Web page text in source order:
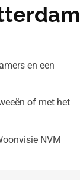
en een
of met het
NVM